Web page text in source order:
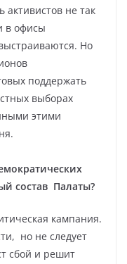
активистов не так
в офисы
Но
поддержать
выборах
этими
состав Палаты?
кампания.
но не следует
сбой и решит